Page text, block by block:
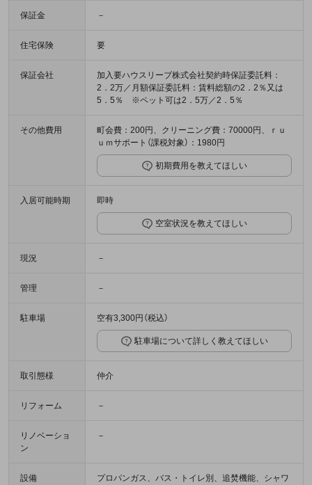
保証金 －
住宅保険 要
保証会社
加入要ハウスリーブ株式会社契約時保証委託料：
2．2万／月額保証委託料：賃料総額の2．2％又は
5．5％ ※ペット可は2．5万／2．5％
その他費用
町会費：200円、クリーニング費：70000円、ｒｕ
ｕｍサポート（課税対象）：1980円
初期費用を教えてほしい
入居可能時期 即時
空室状況を教えてほしい
現況 －
管理 －
駐車場 空有3,300円（税込）
駐車場について詳しく教えてほしい
取引態様 仲介
リフォーム －
リノベーショ
ン
－
設備
プロパンガス、バス・トイレ別、追焚機能、シャワ